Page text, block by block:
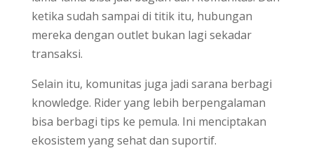
ketika sudah sampai di titik itu, hubungan
mereka dengan outlet bukan lagi sekadar
transaksi.
Selain itu, komunitas juga jadi sarana berbagi
knowledge. Rider yang lebih berpengalaman
bisa berbagi tips ke pemula. Ini menciptakan
ekosistem yang sehat dan suportif.